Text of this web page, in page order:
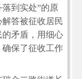
到实处”的原
答被征收居民
矛盾，用细心
保了征收工作